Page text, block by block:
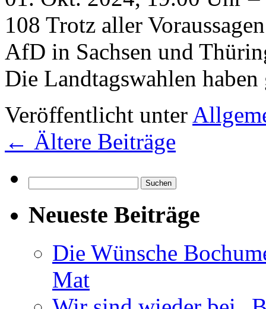
Veröffentlicht unter
←Ältere Beiträge
Suchen
Neueste Beiträge
Die Wünsche
Mat
Wir sind wieder bei
AfD-Verbotsdemo:
Initiative LWgN
Aktiv im Wahlkampf